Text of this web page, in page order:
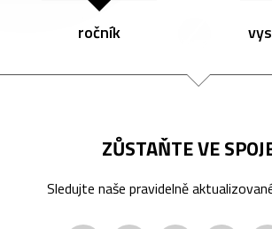
ročník
ZŮSTAŇTE VE
Sledujte naše pravidelně